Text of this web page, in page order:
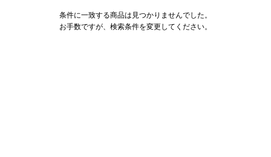
条件に一致する商品は見つかりませんでした。
お手数ですが、検索条件を変更してください。